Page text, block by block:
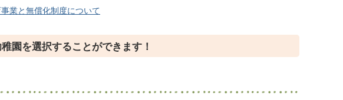
業と無償化制度について
園を選択することができます！